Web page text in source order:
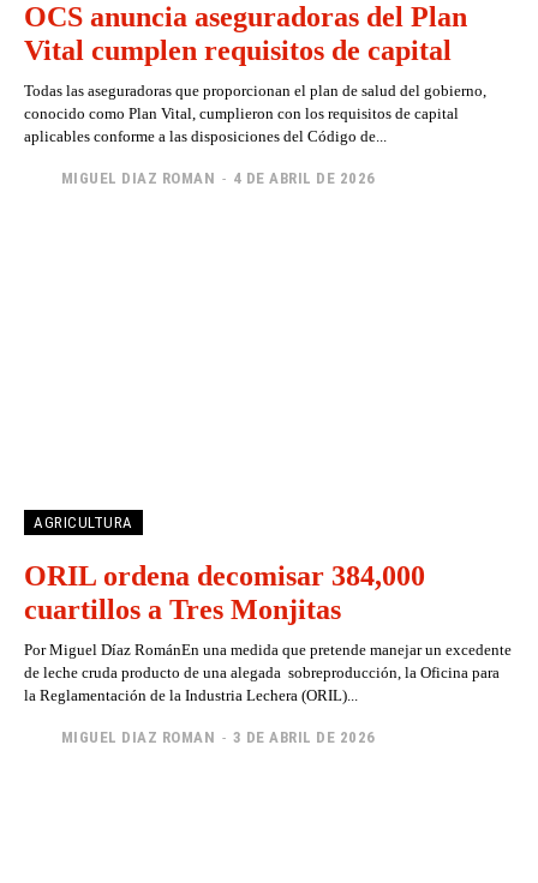
OCS anuncia aseguradoras del Plan
Vital cumplen requisitos de capital
Todas las aseguradoras que proporcionan el plan de salud del gobierno,
conocido como Plan Vital, cumplieron con los requisitos de capital
aplicables conforme a las disposiciones del Código de...
MIGUEL DIAZ ROMAN - 4 DE ABRIL DE 2026
AGRICULTURA
ORIL ordena decomisar 384,000
cuartillos a Tres Monjitas
Por Miguel Díaz RománEn una medida que pretende manejar un excedente
de leche cruda producto de una alegada sobreproducción, la Oficina para
la Reglamentación de la Industria Lechera (ORIL)...
MIGUEL DIAZ ROMAN - 3 DE ABRIL DE 2026